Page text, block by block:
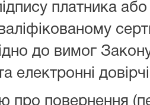
платника
до вимог
електронні
про повернення